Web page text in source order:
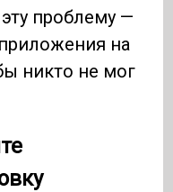
проблему —
на
никто не мог